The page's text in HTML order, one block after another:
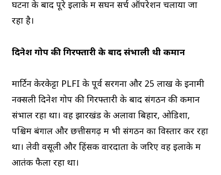
घटना के बाद पूरे इलाके में सघन सर्च ऑपरेशन चलाया जा
रहा है।
दिनेश गोप की गिरफ्तारी के बाद संभाली थी कमान
मार्टिन केरकेट्टा PLFI के पूर्व सरगना और 25 लाख के इनामी
नक्सली दिनेश गोप की गिरफ्तारी के बाद संगठन की कमान
संभाल रहा था। वह झारखंड के अलावा बिहार, ओडिशा,
पश्चिम बंगाल और छत्तीसगढ़ में भी संगठन का विस्तार कर रहा
था। लेवी वसूली और हिंसक वारदातों के जरिए वह इलाके में
आतंक फैला रहा था।